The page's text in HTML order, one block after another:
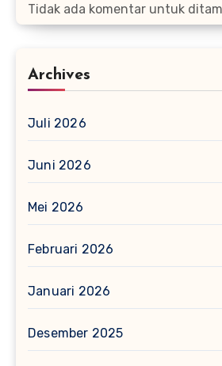
Tidak ada komentar untuk
Archives
Juli 2026
Juni 2026
Mei 2026
Februari 2026
Januari 2026
Desember 2025